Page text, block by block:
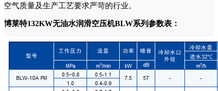
空气质量及生产工艺要求严苛的行业。
博莱特132KW无油水润滑空压机BLW系列参数表：